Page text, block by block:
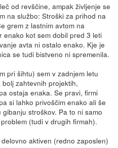
od revščine, ampak življenje se
na službo: Stroški za prihod na
grem z lastnim avtom na
enako kot sem dobil pred 3 leti
avta ni ostalo enako. Kje je
se tudi bistveno ni spremenila.
pri šihtu) sem v zadnjem letu
zahtevnih projektih,
ostaja enaka. Se pravi, firmi
si lahko privoščim enako ali še
stroškov. Pa to ni samo
(tudi v drugih firmah).
aktiven (redno zaposlen)